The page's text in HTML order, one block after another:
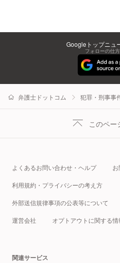
Googleトップニュ
フォローの仕
弁護士ドットコム 犯罪・刑事事
このペー
よくあるお問い合わせ・ヘルプ
利用規約・プライバシーの考え方
外部送信規律事項の公表等について
運営会社 オプトアウトに関する情
関連サービス